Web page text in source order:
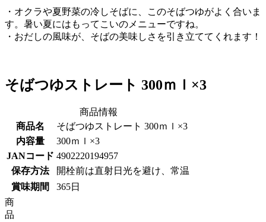
・オクラや夏野菜の冷しそばに、このそばつゆがよく合いま
す。暑い夏にはもってこいのメニューですね。
・おだしの風味が、そばの美味しさを引き立ててくれます！
そばつゆストレート 300ｍｌ×3
商品情報
商品名
そばつゆストレート 300ｍｌ×3
内容量
300ｍｌ×3
JANコード 4902220194957
保存方法
開栓前は直射日光を避け、常温
賞味期間
365日
商
品